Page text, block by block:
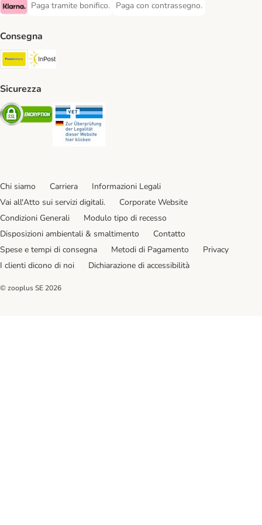
Klarna Payment Method
Paga tramite bonifico.
Paga tramite bonifico. Payment Method
Paga con contrassegno.
Paga con contrassegno. Payment
Consegna
Poste Italiane. Shipping Method
Sicurezza
Security
Chi siamo Carriera
Informazioni Legali
Vai all'Atto sui servizi digitali.
Corporate Website
Condizioni Generali
Modulo tipo di recesso
Disposizioni ambientali & smaltimento
Contatto
Spese e tempi di consegna
Metodi di Pagamento
Privacy
I clienti dicono di noi
Dichiarazione di accessibilità
© zooplus SE 2026